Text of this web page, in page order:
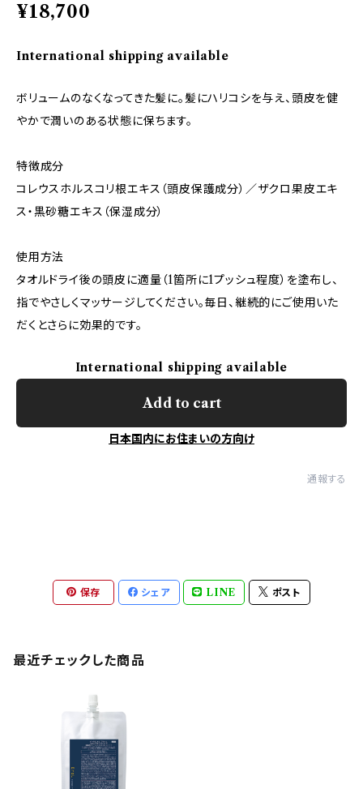
¥18,700
International shipping available
ボリュームのなくなってきた髪に。髪にハリコシを与え、頭皮を健
やかで潤いのある状態に保ちます。
特徴成分
コレウスホルスコリ根エキス（頭皮保護成分）／ザクロ果皮エキ
ス・黒砂糖エキス（保湿成分）
使用方法
タオルドライ後の頭皮に適量（1箇所に1プッシュ程度）を塗布し、
指でやさしくマッサージしてください。毎日、継続的にご使用いた
だくとさらに効果的です。
International shipping available
Add to cart
日本国内にお住まいの方向け
通報する
保存 シェア LINE ポスト
最近チェックした商品